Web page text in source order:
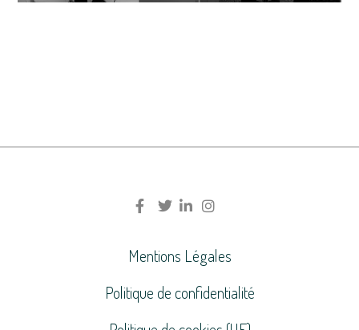
Mentions Légales
Politique de confidentialité